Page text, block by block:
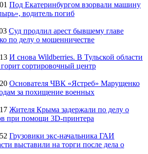
Под Екатеринбургом взорвали машину
водитель погиб
Суд продлил арест бывшему главе
по делу о мошенничестве
И снова Wildberries. В Тульской области
сортировочный центр
Основателя ЧВК «Ястреб» Марущенко
за похищение военных
Жителя Крыма задержали по делу о
при помощи 3D‑принтера
Грузовики экс-начальника ГАИ
выставили на торги после дела о